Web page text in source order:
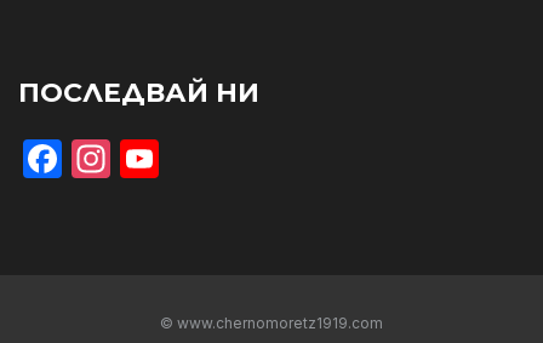
ПОСЛЕДВАЙ НИ
Facebook
Instagram
© www.chernomoretz1919.com